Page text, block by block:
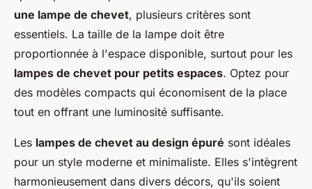
une lampe de chevet, plusieurs critères sont
essentiels. La taille de la lampe doit être
proportionnée à l'espace disponible, surtout pour les
lampes de chevet pour petits espaces. Optez pour
des modèles compacts qui économisent de la place
tout en offrant une luminosité suffisante.
Les lampes de chevet au design épuré sont idéales
pour un style moderne et minimaliste. Elles s'intègrent
harmonieusement dans divers décors, qu'ils soient